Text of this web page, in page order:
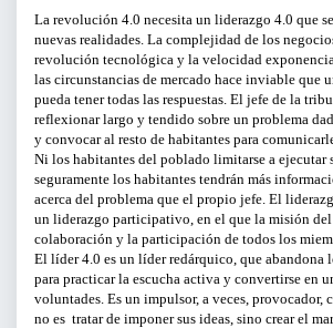
CURSOS Y TALLERES
PRESENTACIONES
SERVICIOS PARA EMPRESAS
ACTIVIDADES ONLINE
ARTICULOS Y VIDEOS
PERÍODO
La revolución 4.0 necesita un liderazgo 4.0 que
nuevas realidades. La complejidad de los
revolución tecnológica y la velocidad
las circunstancias de mercado hace inviable que
pueda tener todas las respuestas. El jefe de la
reflexionar largo y tendido sobre un problema
y convocar al resto de habitantes para
Ni los habitantes del poblado limitarse a ejecutar
seguramente los habitantes tendrán más
acerca del problema que el propio jefe. El
un liderazgo participativo, en el que la misión
colaboración y la participación de todos los
El líder 4.0 es un líder redárquico, que abandona
para practicar la escucha activa y convertirse en
voluntades. Es un impulsor, a veces, provocador,
no es tratar de imponer sus ideas, sino crear el